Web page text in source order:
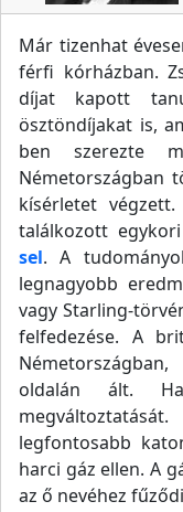
Már tizenhat
férfi kórházban.
díjat kapott
ösztöndíjakat is,
ben szerezte
Németországban
kísérletet
találkozott
sel. A
legnagyobb
vagy Starling-
felfedezése. A
oldalán ált.
legfontosabb
harci gáz ellen. A
az ő nevéhez